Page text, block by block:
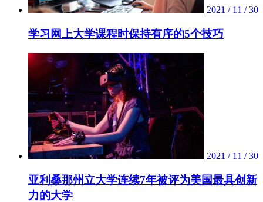
2021 / 11 / 30
学习网上大学课程时保持有序的5个技巧
2021 / 11 / 30
亚利桑那州立大学连续7年被评为美国最具创新
力的大学